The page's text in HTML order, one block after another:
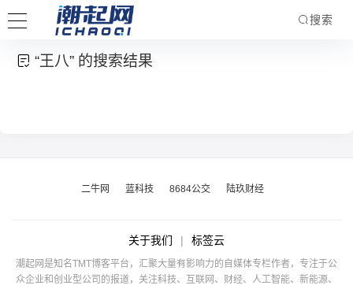
搜索
“王八” 的搜索结果
二牛网 蓝科技 8684公交 陆玖财经
关于我们 | 标签云
潮起网是知名TMT博客平台，汇聚大量有影响力的自媒体专栏作者，专注于公
众企业和创业型公司的报道，关注科技、互联网、财经、人工智能、新能源、